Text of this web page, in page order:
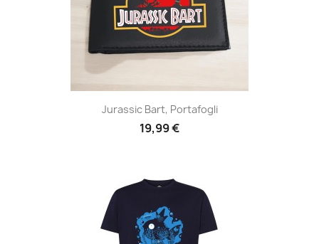
Jurassic Bart, Portafogli
19,99 €